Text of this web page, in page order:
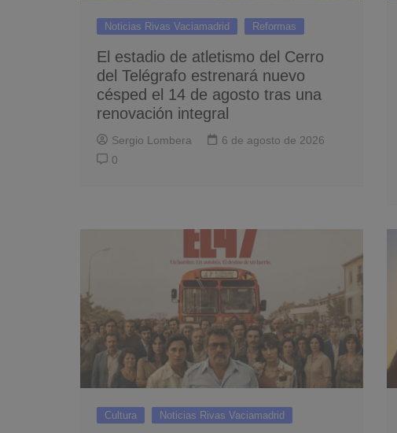
Noticias Rivas Vaciamadrid Reformas
El estadio de atletismo del Cerro
del Telégrafo estrenará nuevo
césped el 14 de agosto tras una
renovación integral
Sergio Lombera
6 de agosto de 2026
0
Cultura Noticias Rivas Vaciamadrid